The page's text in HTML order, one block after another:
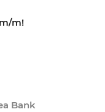
m!
Bank